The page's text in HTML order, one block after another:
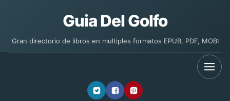
Guia Del Golfo
Gran directorio de libros en multiples formatos EPUB, PDF, MOBI